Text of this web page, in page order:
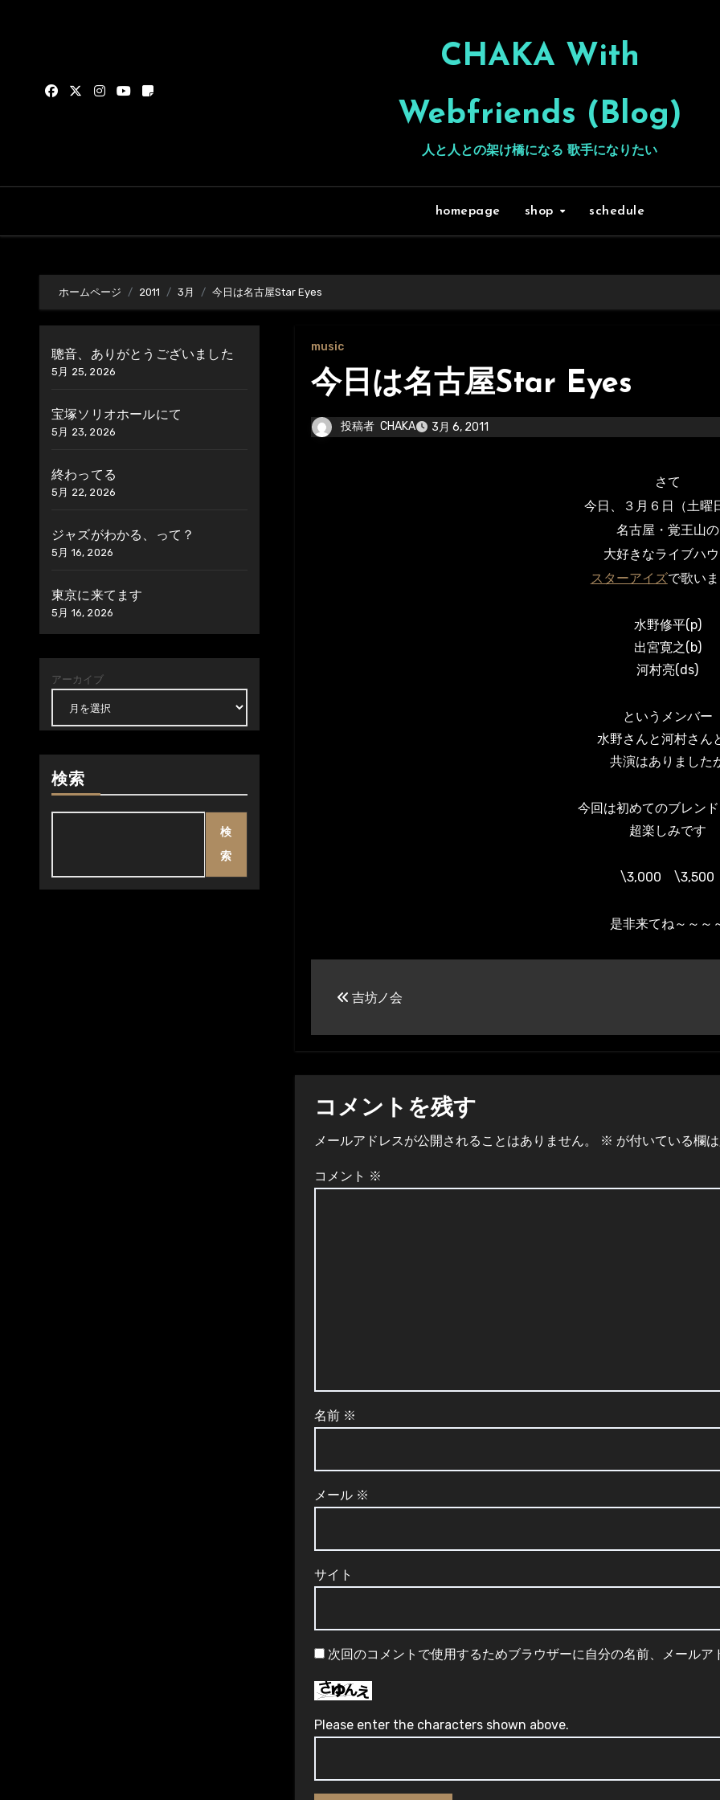
CHAKA With
Webfriends (Blog)
人と人との架け橋になる 歌手になりたい
homepage shop schedule
ホームページ 2011 3月 今日は名古屋Star Eyes
聰音、ありがとうございました
5月 25, 2026
宝塚ソリオホールにて
5月 23, 2026
終わってる
5月 22, 2026
ジャズがわかる、って？
5月 16, 2026
東京に来てます
5月 16, 2026
アーカイブ
検索
検
索
music
今日は名古屋Star Eyes
投稿者 CHAKA 3月 6, 2011
さて
今日、３月６日（土曜
名古屋・覚王山の
大好きなライブハ
スターアイズで歌い
水野修平(p)
出宮寛之(b)
河村亮(ds)
というメンバー
水野さんと河村さん
共演はありました
今回は初めてのブレン
超楽しみです
\3,000 \3,500
是非来てね～～～
ナ
ビ
ゲ
ー
シ
吉坊ノ会
コメントを残す
メールアドレスが公開されることはありません。 ※ が付いている欄
コメント ※
名前 ※
メール ※
サイト
次回のコメントで使用するためブラウザーに自分の名前、メールア
Please enter the characters shown above.